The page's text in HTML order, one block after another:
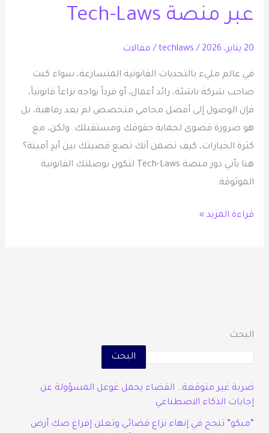
عبر منصة Tech-Laws
20 يناير، 2026 /
techlaws
/ مقالات
في عالم مليء بالتحديات القانونية المتسارعة، سواء كنت
صاحب شركة ناشئة، رائد أعمال، أو فرداً يواجه نزاعاً قانونياً،
فإن الوصول إلى أفضل محامي متخصص لم يعد رفاهية، بل
هو ضرورة قصوى لحماية حقوقك ومستقبلك. ولكن، مع
كثرة الخيارات، كيف تضمن أنك تضع قضيتك بين أيدٍ أمينة؟
هنا يأتي دور منصة Tech-Laws لتكون بوصلتك القانونية
الموثوقة.
دليلك
عبر
Tech-
قراءة المزيد »
البحث
البحث
ضربة غير متوقعة.. القضاء يحمل غوغل المسؤولة عن
إجابات الذكاء الاصطناعي
“مبكو” تنجح في إنهاء نزاع قضائي وتعلن إفراغ صك أرض